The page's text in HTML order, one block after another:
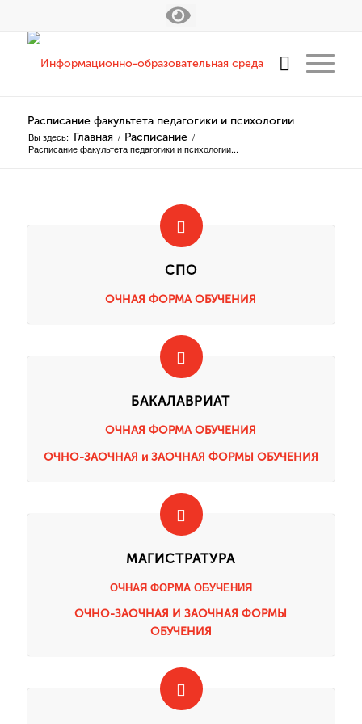
Расписание факультета педагогики и психологии
Вы здесь: Главная / Расписание /
Расписание факультета педагогики и психологии...
СПО
ОЧНАЯ ФОРМА ОБУЧЕНИЯ
БАКАЛАВРИАТ
ОЧНАЯ ФОРМА ОБУЧЕНИЯ
ОЧНО-ЗАОЧНАЯ и ЗАОЧНАЯ ФОРМЫ ОБУЧЕНИЯ
МАГИСТРАТУРА
ОЧНАЯ ФОРМА ОБУЧЕНИЯ
ОЧНО-ЗАОЧНАЯ И ЗАОЧНАЯ ФОРМЫ
ОБУЧЕНИЯ